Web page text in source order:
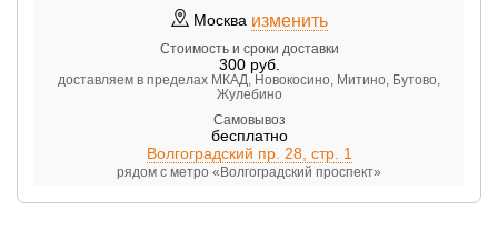
Москва изменить
Стоимость и сроки доставки
300руб.
доставляем в пределах МКАД, Новокосино, Митино, Бутово,
Жулебино
Самовывоз
бесплатно
Волгоградский пр. 28, стр. 1
рядом с метро «Волгоградский проспект»